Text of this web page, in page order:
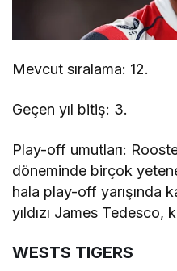
Mevcut sıralama: 12.
Geçen yıl bitiş: 3.
Play-off umutları:
döneminde birçok
hala play-off yarışında
yıldızı James Tedesco,
WESTS TIGERS